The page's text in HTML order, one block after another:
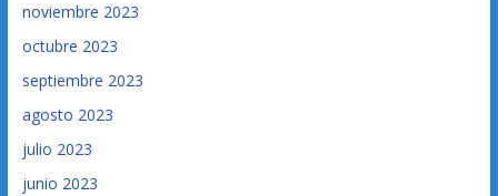
noviembre 2023
octubre 2023
septiembre 2023
agosto 2023
julio 2023
junio 2023